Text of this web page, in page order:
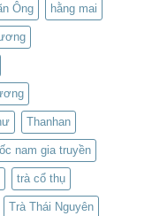
Ông hằng mai
Thanhan
nam gia truyền
trà cổ thụ
Trà Thái Nguyên